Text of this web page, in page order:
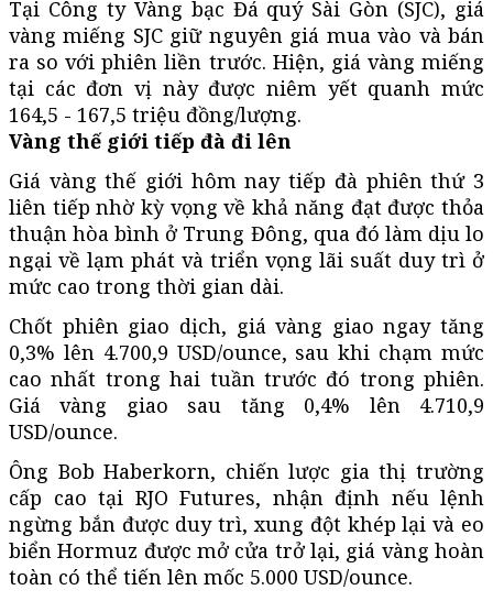
Tại Công ty Vàng bạc Đá quý Sài Gòn (SJC), giá
vàng miếng SJC giữ nguyên giá mua vào và bán
ra so với phiên liền trước. Hiện, giá vàng miếng
tại các đơn vị này được niêm yết quanh mức
164,5 - 167,5 triệu đồng/lượng.
Vàng thế giới tiếp đà đi lên
Giá vàng thế giới hôm nay tiếp đà phiên thứ 3
liên tiếp nhờ kỳ vọng về khả năng đạt được thỏa
thuận hòa bình ở Trung Đông, qua đó làm dịu lo
ngại về lạm phát và triển vọng lãi suất duy trì ở
mức cao trong thời gian dài.
Chốt phiên giao dịch, giá vàng giao ngay tăng
0,3% lên 4.700,9 USD/ounce, sau khi chạm mức
cao nhất trong hai tuần trước đó trong phiên.
Giá vàng giao sau tăng 0,4% lên 4.710,9
USD/ounce.
Ông Bob Haberkorn, chiến lược gia thị trường
cấp cao tại RJO Futures, nhận định nếu lệnh
ngừng bắn được duy trì, xung đột khép lại và eo
biển Hormuz được mở cửa trở lại, giá vàng hoàn
toàn có thể tiến lên mốc 5.000 USD/ounce.